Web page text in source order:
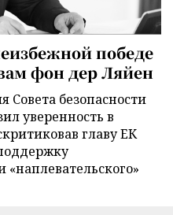
победе
фон дер Ляйен
Совета безопасности
уверенность в
главу ЕК
«наплевательского»